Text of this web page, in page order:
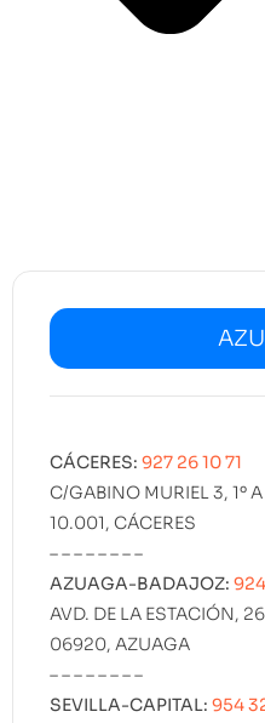
CÁCERES: 927 26 10 71
C/GABINO MURIEL 3, 1º A
10.001, CÁCERES
– – – – – – – –
AZUAGA-BADAJOZ:
AVD. DE LA ESTACIÓN, 26
06920, AZUAGA
– – – – – – – –
SEVILLA-CAPITAL: 954